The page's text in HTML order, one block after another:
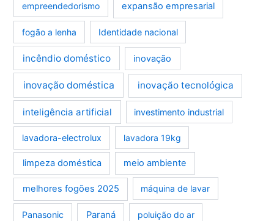
empreendedorismo expansão empresarial
fogão a lenha Identidade nacional
incêndio doméstico inovação
inovação doméstica inovação tecnológica
inteligência artificial investimento industrial
lavadora-electrolux lavadora 19kg
limpeza doméstica meio ambiente
melhores fogões 2025 máquina de lavar
Panasonic Paraná poluição do ar